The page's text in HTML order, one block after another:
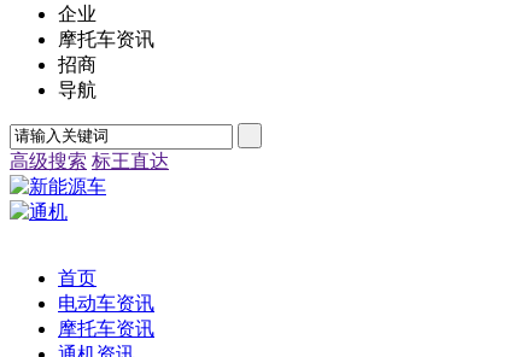
企业
摩托车资讯
招商
导航
高级搜索 标王直达
首页
电动车资讯
摩托车资讯